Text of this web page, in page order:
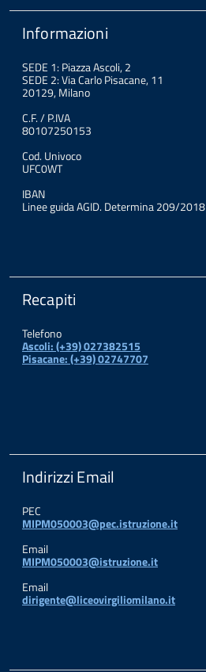
Informazioni
SEDE 1: Piazza Ascoli, 2
SEDE 2: Via Carlo Pisacane, 11
20129, Milano
C.F. / P.IVA
80107250153
Cod. Univoco
UFC0WT
IBAN
Linee guida AGID. Determina 209/2018
Recapiti
Telefono
Ascoli: (+39) 027382515
Pisacane: (+39) 02747707
Indirizzi Email
PEC
MIPM050003@pec.istruzione.it
Email
MIPM050003@istruzione.it
Email
dirigente@liceovirgiliomilano.it